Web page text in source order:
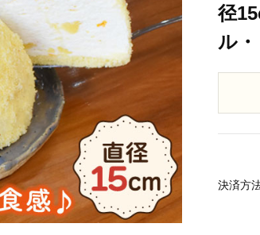
径
ル
決済方